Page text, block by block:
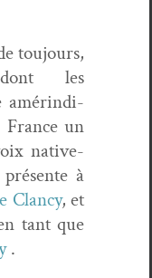
tou­jours,
les
amérin­di­
un
native-
à
Clan­cy, et
tant que
.